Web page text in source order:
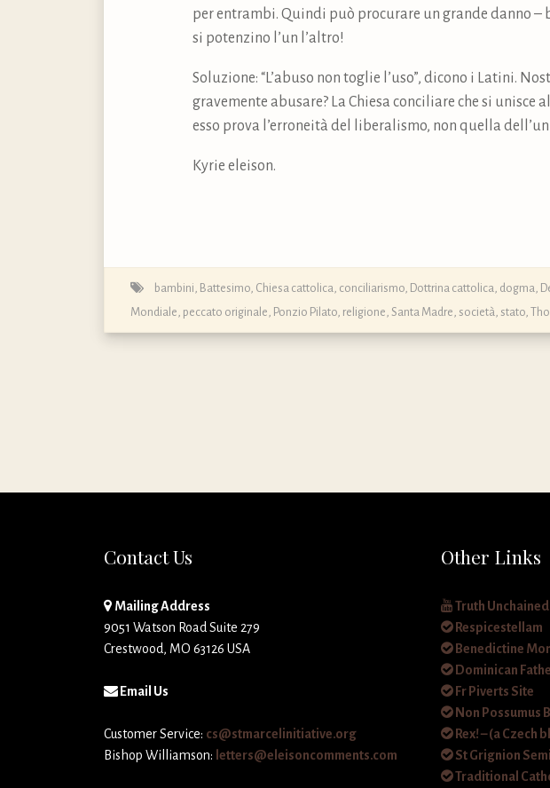
per entrambi. Quindi può procurare un grande danno –
si potenzino l’un l’altro!
Soluzione: “L’abuso non toglie l’uso”, dicono i Latini.
gravemente abusare? La Chiesa conciliare che si
esso prova l’erroneità del liberalismo, non quella
Kyrie eleison.
bambini Battesimo Chiesa cattolica conciliarismo Dottrina cattolica, dogma,
Mondiale peccato originale Ponzio Pilato religione Santa Madre società stato
Contact Us
Mailing Address
9051 Watson Road Suite 279
Crestwood, MO 63126 USA
Email Us
Customer Service: cs@stmarcelinitiative.org
Bishop Williamson: letters@eleisoncomments.com
Other Links
Truth Unchained
Respicestellam
Benedictine
Dominican
Fr Piverts Site
Non Possumus
Rex! – (a Czech
St Grignion
Traditional